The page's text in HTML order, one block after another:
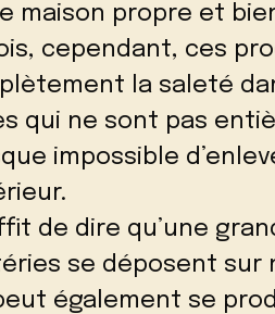
maison propre et
cependant, ces
la saleté
qui ne sont pas
impossible
de dire qu’une
se déposent sur
également se